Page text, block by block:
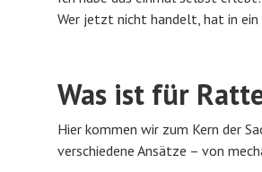
Wer jetzt nicht handelt, hat in
Was ist für
Hier kommen wir zum Kern der
verschiedene Ansätze – von